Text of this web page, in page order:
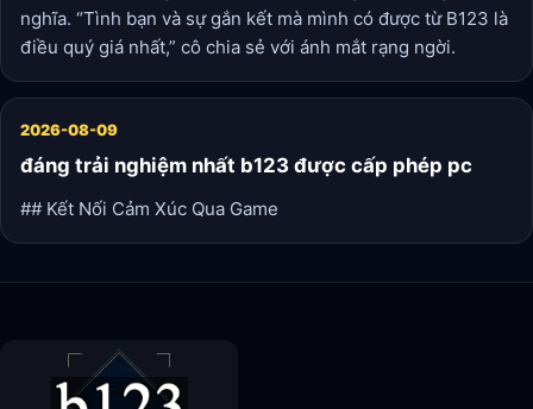
nghĩa. “Tình bạn và sự gắn kết mà mình có được từ B123 là
điều quý giá nhất,” cô chia sẻ với ánh mắt rạng ngời.
2026-08-09
đáng trải nghiệm nhất b123 được cấp phép pc
## Kết Nối Cảm Xúc Qua Game